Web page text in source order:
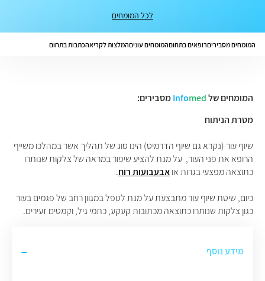
לכל המומחים
המומחים מסביריםרופאים בתחוםהמומחים עוניםהמלצות לקריאהכתבות בתחום
המומחים של Infomed
מסבירים:
מטרת הניתוח
שיוף עור (נקרא גם שיוף הדרמיס) הינו סוג של תהליך אשר במהלכו משייף
הרופא את פני העור, על מנת להציע שיפור במראה של צלקות שנותרו
כתוצאה מפצעי בגרות אואבעבועות רוח.
כיום, שיטת שיוף עור מתבצעת על מנת לטפל במגוון רחב של פגמים בעור
כגון צלקות שנותרו כתוצאה מכתובות קעקע, כתמי גיל, וקמטים זעירים.
מידע נוסף